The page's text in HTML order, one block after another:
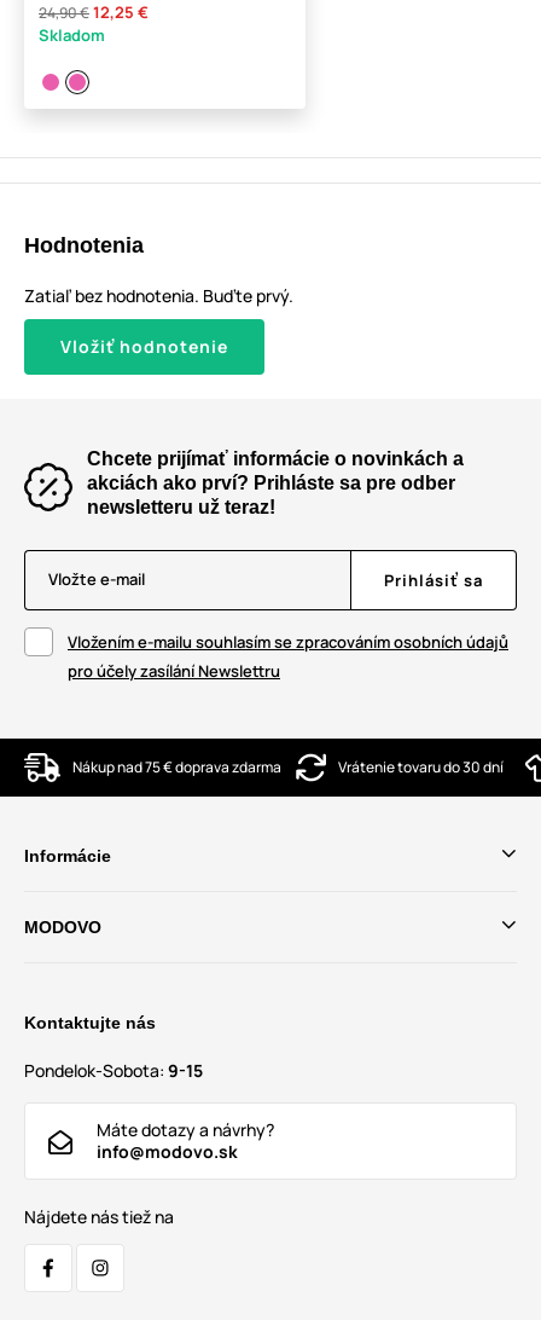
24,90 €12,25 €
Skladom
Hodnotenia
Zatiaľ bez hodnotenia. Buďte prvý.
Vložiť hodnotenie
Chcete prijímať informácie o novinkách a
akciách ako prví? Prihláste sa pre odber
newsletteru už teraz!
Vložte e-mail Prihlásiť sa
Vložením e-mailu souhlasím se zpracováním osobních údajů
pro účely zasílání Newslettru
Nákup nad 75 € doprava zdarma Vrátenie tovaru do 30 dní
Informácie
MODOVO
Kontaktujte nás
Pondelok-Sobota: 9-15
Máte dotazy a návrhy?
info@modovo.sk
Nájdete nás tiež na